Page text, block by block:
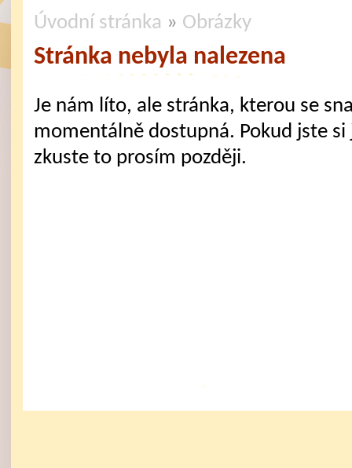
Úvodní stránka » Obrázky
Stránka nebyla nalezena
Je nám líto, ale stránka, kterou se
momentálně dostupná. Pokud jste
zkuste to prosím později.